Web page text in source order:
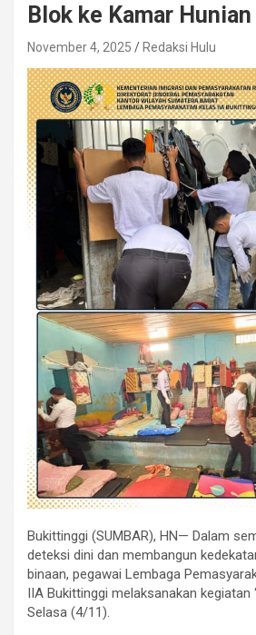
Blok ke Kamar Hunian
November 4, 2025 Redaksi Hulu
Bukittinggi (SUMBAR), HN— Dalam
deteksi dini dan membangun
binaan, pegawai Lembaga
IIA Bukittinggi melaksanakan kegiatan
Selasa (4/11).